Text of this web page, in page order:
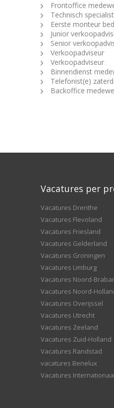
Frontoffice
Technisch specialist
Eerste monteur
Junior
Senior
Verkoopadviseur
Verkoopadviseur
Binnendienst
Telefonist(e)
Backoffice
Vacatures per
Vacatures Drenthe
Vacatures Flevoland
Vacatures Friesland
Vacatures Gelderland
Vacatures Groningen
Vacatures Limburg
Vacatures Noord-
Vacatures Noord-
Vacatures Overijssel
Vacatures Utrecht
Vacatures Zeeland
Vacatures Zuid-Holland
Vacatures Randstad
vacatures Benelux
Vacatures